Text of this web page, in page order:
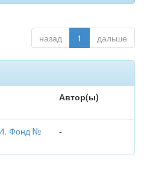
назад 1 дальше
Автор(ы)
Фонд №
-